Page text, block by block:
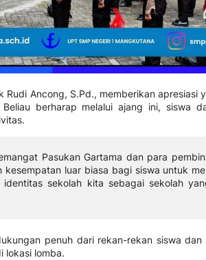
Rudi Ancong, S.Pd., memberikan apresiasi
berharap melalui ajang ini, siswa
Pasukan Gartama dan para
kesempatan luar biasa bagi siswa untuk
sekolah kita sebagai sekolah
penuh dari rekan-rekan siswa
lokasi lomba.